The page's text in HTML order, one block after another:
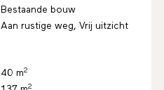
Bestaande bouw
Aan rustige weg, Vrij uitzicht
40 m2
2